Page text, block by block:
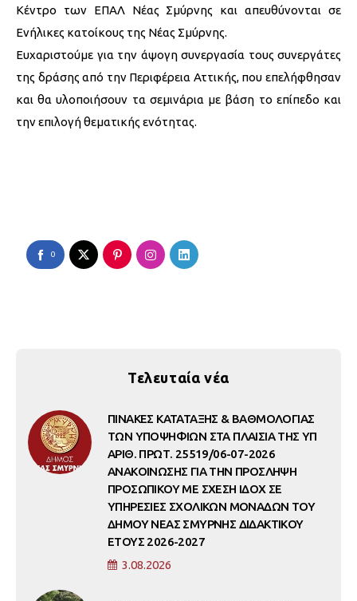
Κέντρο των ΕΠΑΛ Νέας Σμύρνης και απευθύνονται σε
Ενήλικες κατοίκους της Νέας Σμύρνης.
Ευχαριστούμε για την άψογη συνεργασία τους συνεργάτες
της δράσης από την Περιφέρεια Αττικής, που επελήφθησαν
και θα υλοποιήσουν τα σεμινάρια με βάση το επίπεδο και
την επιλογή θεματικής ενότητας.
0
Τελευταία νέα
ΠΙΝΑΚΕΣ ΚΑΤΑΤΑΞΗΣ & ΒΑΘΜΟΛΟΓΙΑΣ
ΤΩΝ ΥΠΟΨΗΦΙΩΝ ΣΤΑ ΠΛΑΙΣΙΑ ΤΗΣ ΥΠ
ΑΡΙΘ. ΠΡΩΤ. 25519/06-07-2026
ΑΝΑΚΟΙΝΩΣΗΣ ΓΙΑ ΤΗΝ ΠΡΟΣΛΗΨΗ
ΠΡΟΣΩΠΙΚΟΥ ΜΕ ΣΧΕΣΗ ΙΔΟΧ ΣΕ
ΥΠΗΡΕΣΙΕΣ ΣΧΟΛΙΚΩΝ ΜΟΝΑΔΩΝ ΤΟΥ
ΔΗΜΟΥ ΝΕΑΣ ΣΜΥΡΝΗΣ ΔΙΔΑΚΤΙΚΟΥ
ΕΤΟΥΣ 2026-2027
3.08.2026